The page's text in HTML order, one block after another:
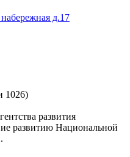
д.17
1026)
развития
развитию Национальной